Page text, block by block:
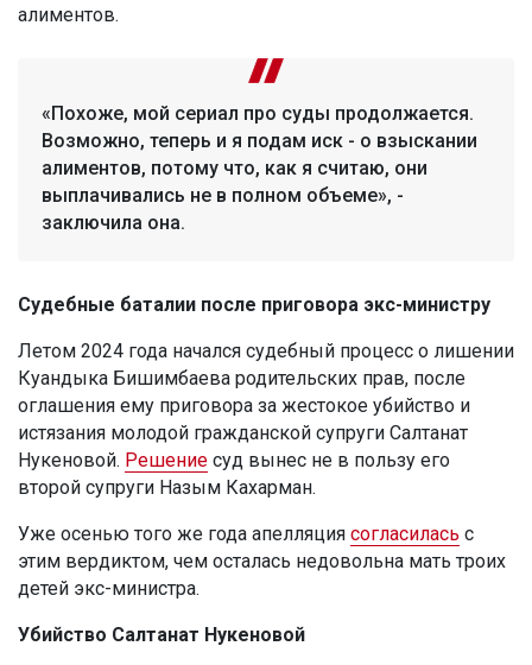
алиментов.
«Похоже, мой сериал про суды продолжается.
Возможно, теперь и я подам иск - о взыскании
алиментов, потому что, как я считаю, они
выплачивались не в полном объеме», -
заключила она.
Судебные баталии после приговора экс-министру
Летом 2024 года начался судебный процесс о лишении
Куандыка Бишимбаева родительских прав, после
оглашения ему приговора за жестокое убийство и
истязания молодой гражданской супруги Салтанат
Нукеновой. Решение суд вынес не в пользу его
второй супруги Назым Кахарман.
Уже осенью того же года апелляция согласилась с
этим вердиктом, чем осталась недовольна мать троих
детей экс-министра.
Убийство Салтанат Нукеновой